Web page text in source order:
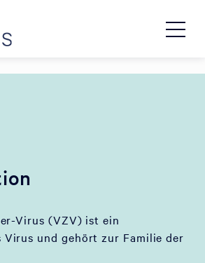
Virus (VZV) ist ein
Virus und gehört zur Familie der